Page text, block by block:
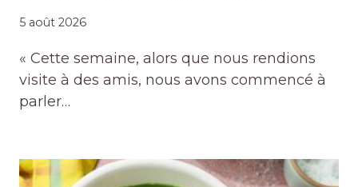
5 août 2026
« Cette semaine, alors que nous rendions
visite à des amis, nous avons commencé à
parler…